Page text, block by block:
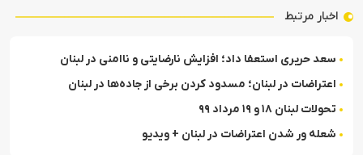
اخبار مرتبط
سعد حریری استعفا داد؛ افزایش نارضایتی و ناامنی در لبنان
اعتراضات در لبنان؛ مسدود کردن برخی از جاده‌ها در لبنان
تحولات لبنان ۱۸ و ۱۹ مرداد ۹۹
شعله ور شدن اعتراضات در لبنان + ویدیو